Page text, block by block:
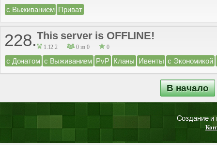
с Выживанием Приват
228.This server is OFFLINE!
1.12.2 0 из 0 0
с Донатом с Выживанием PvP Кланы Ивенты с Экономикой
В начало
Создание и